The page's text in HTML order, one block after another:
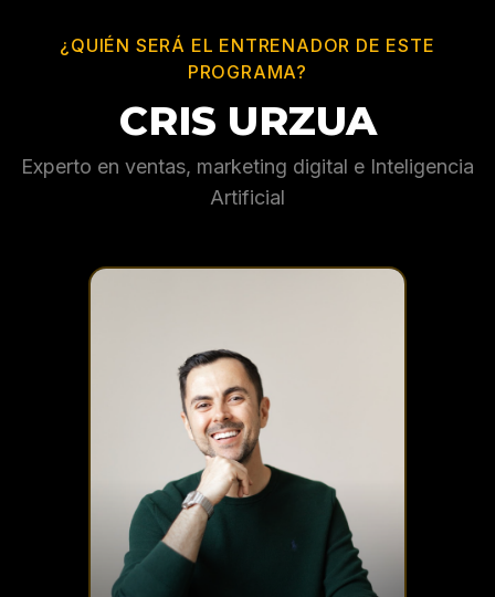
¿QUIÉN SERÁ EL ENTRENADOR DE ESTE
PROGRAMA?
CRIS URZUA
Experto en ventas, marketing digital e Inteligencia
Artificial